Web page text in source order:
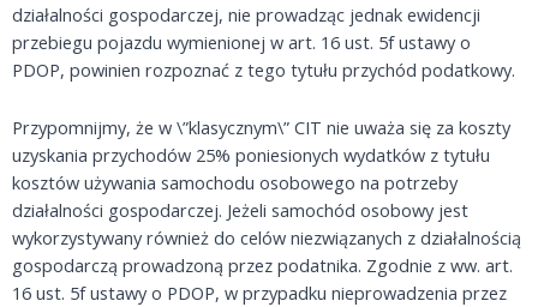
działalności gospodarczej, nie prowadząc jednak ewidencji
przebiegu pojazdu wymienionej w art. 16 ust. 5f ustawy o
PDOP, powinien rozpoznać z tego tytułu przychód podatkowy.
Przypomnijmy, że w \”klasycznym\” CIT nie uważa się za koszty
uzyskania przychodów 25% poniesionych wydatków z tytułu
kosztów używania samochodu osobowego na potrzeby
działalności gospodarczej. Jeżeli samochód osobowy jest
wykorzystywany również do celów niezwiązanych z działalnością
gospodarczą prowadzoną przez podatnika. Zgodnie z ww. art.
16 ust. 5f ustawy o PDOP, w przypadku nieprowadzenia przez